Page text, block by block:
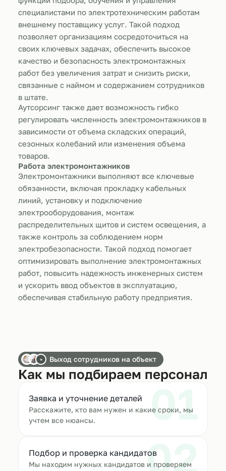
специалистами по электротехническим работам
внешнему поставщику услуг. Такой подход
позволяет организациям сосредоточиться на
своих ключевых задачах, обеспечить высокое
качество и безопасность электромонтажных
работ без увеличения затрат и снизить риски,
связанные с наймом и содержанием сотрудников
в штате.
Аутсорсинг также дает возможность гибко
регулировать численность электромонтажников в
зависимости от объема складских операций,
сезонных колебаний или изменения объема
товаров.
Работа электромонтажников
Электромонтажники выполняют все ключевые
обязанности, включая прокладку кабельных
линий, установку и подключение
электрооборудования, монтаж
распределительных щитов и систем освещения, а
также контроль за соблюдением норм
электробезопасности. Такой подход помогает
оптимизировать выполнение электромонтажных
работ, повысить надежность инженерных систем
и ускорить ввод объектов в эксплуатацию,
обеспечивая стабильную работу предприятия.
+ Выход сотрудников на объект
Как мы подбираем персонал
01
Заявка и уточнение деталей
Расскажите, кто вам нужен и какие сроки, мы
учтем все нюансы.
02
Подбор и проверка кандидатов
Мы находим нужных кандидатов и проверяем